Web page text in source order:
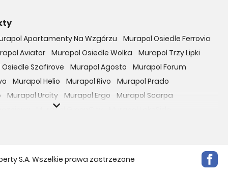
Apartamenty Na Wzgórzu
Murapol Osiedle Ferrovia
Aviator Murapol Osiedle Wolka
Murapol Trzy Lipki
Szafirove Murapol Agosto
Murapol Forum
Murapol Helio Murapol Rivo
Murapol Prado
Murapol Urcity Murapol Ergo
Murapol Scarpa
Murapol GreenCity
Zachód
Osiedle Bokserska 71
S.A. Wszelkie prawa zastrzeżone